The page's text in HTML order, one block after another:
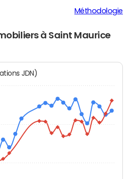
Méthodologie
à Saint Maurice
JDN)